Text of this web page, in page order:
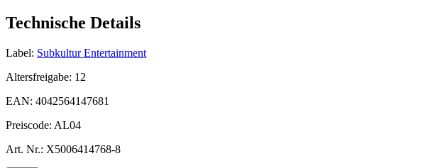
Technische Details
Label: Subkultur Entertainment
Altersfreigabe: 12
EAN: 4042564147681
Preiscode: AL04
Art. Nr.: X5006414768-8